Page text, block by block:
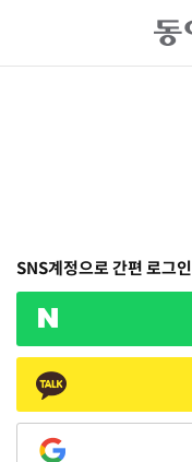
SNS계정으로 간편 로그인